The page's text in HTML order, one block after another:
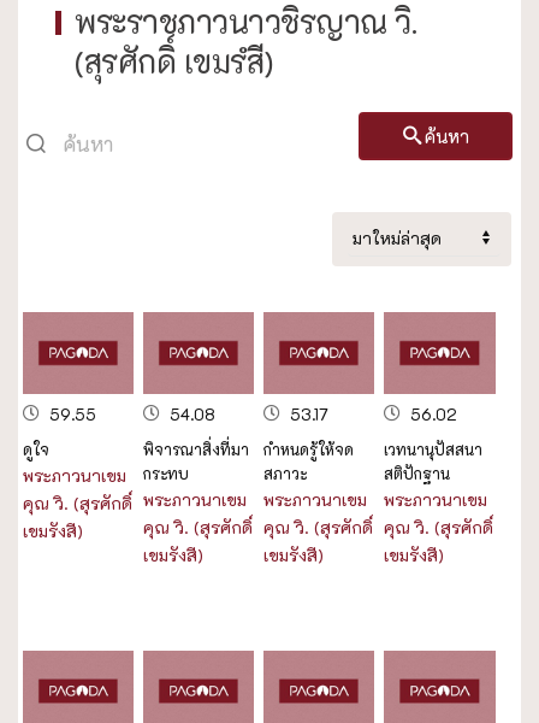
พระราชภาวนาวชิรญาณ วิ.
(สุรศักดิ์ เขมรํสี)
ค้นหา
59.55
ดูใจ
พระภาวนาเขม
คุณ วิ. (สุรศักดิ์
เขมรังสี)
54.08
พิจารณาสิ่งที่มา
กระทบ
พระภาวนาเขม
คุณ วิ. (สุรศักดิ์
เขมรังสี)
53.17
กำหนดรู้ให้จด
สภาวะ
พระภาวนาเขม
คุณ วิ. (สุรศักดิ์
เขมรังสี)
56.02
เวทนานุปัสสนา
สติปักฐาน
พระภาวนาเขม
คุณ วิ. (สุรศักดิ์
เขมรังสี)